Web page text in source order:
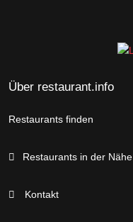
Über restaurant.info
Restaurants finden
Restaurants in der Nähe
Kontakt